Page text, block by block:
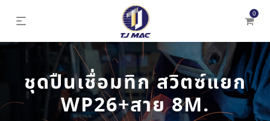
0
ชุดปืนเชื่อมทิก สวิตซ์แยก
WP26+สาย 8M.